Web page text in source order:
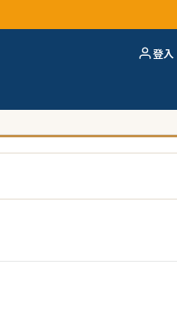
登入